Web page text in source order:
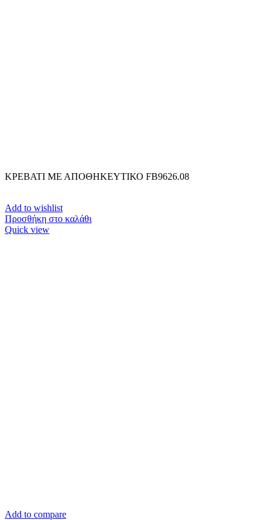
ΚΡΕΒΑΤΙ ΜΕ ΑΠΟΘΗΚΕΥΤΙΚΟ FB9626.08
Add to wishlist
Προσθήκη στο καλάθι
Quick view
Add to compare